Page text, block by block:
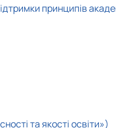
принципів
та якості освіти»)